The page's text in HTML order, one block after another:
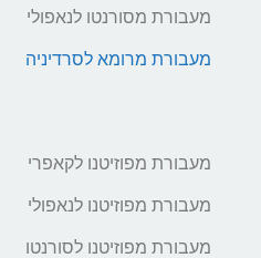
מעבורת מסורנטו לנאפולי
מעבורת מרומא לסרדיניה
מעבורת מפוזיטנו לקאפרי
מעבורת מפוזיטנו לנאפולי
מעבורת מפוזיטנו לסורנטו